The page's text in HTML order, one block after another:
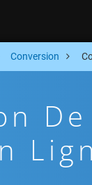
Conversion
De